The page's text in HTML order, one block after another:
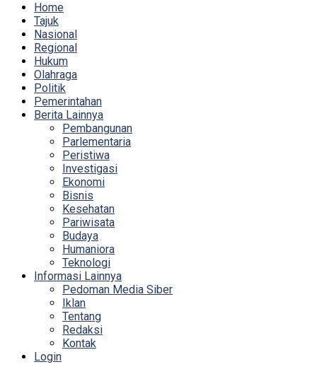
Home
Tajuk
Nasional
Regional
Hukum
Olahraga
Politik
Pemerintahan
Berita Lainnya
Pembangunan
Parlementaria
Peristiwa
Investigasi
Ekonomi
Bisnis
Kesehatan
Pariwisata
Budaya
Humaniora
Teknologi
Informasi Lainnya
Pedoman Media Siber
Iklan
Tentang
Redaksi
Kontak
Login